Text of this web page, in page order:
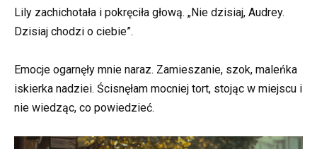
Lily zachichotała i pokręciła głową. „Nie dzisiaj, Audrey.
Dzisiaj chodzi o ciebie”.
Emocje ogarnęły mnie naraz. Zamieszanie, szok, maleńka
iskierka nadziei. Ścisnęłam mocniej tort, stojąc w miejscu i
nie wiedząc, co powiedzieć.